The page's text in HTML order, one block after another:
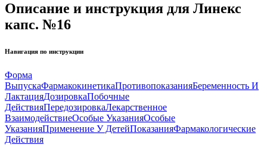
Описание и инструкция для Линекс
капс. №16
Навигация по инструкции
Форма
ВыпускаФармакокинетикаПротивопоказанияБеременность И
ЛактацияДозировкаПобочные
ДействияПередозировкаЛекарственное
ВзаимодействиеОсобые УказанияОсобые
УказанияПрименение У ДетейПоказанияФармакологические
Действия